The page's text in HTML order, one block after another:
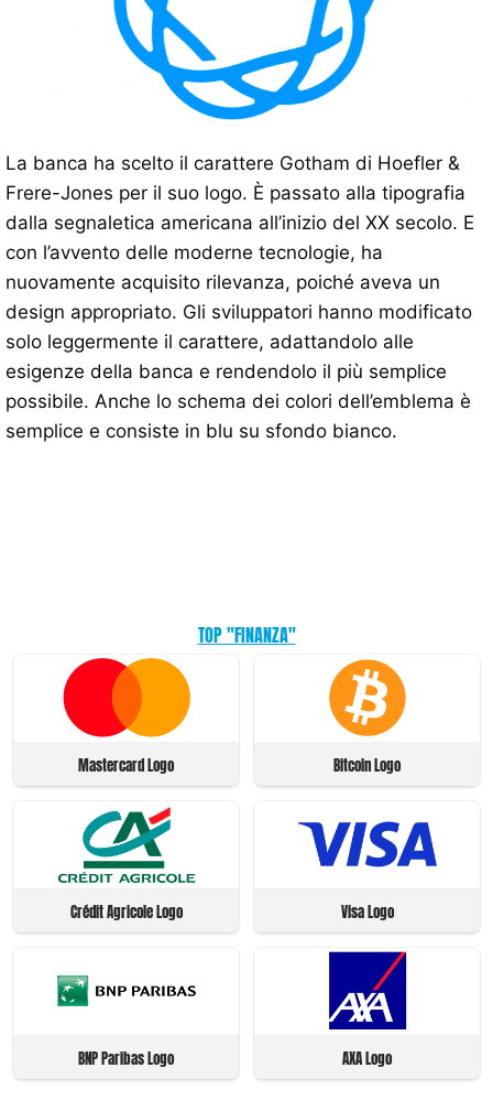
La banca ha scelto il carattere Gotham di Hoefler &
Frere-Jones per il suo logo. È passato alla tipografia
dalla segnaletica americana all’inizio del XX secolo. E
con l’avvento delle moderne tecnologie, ha
nuovamente acquisito rilevanza, poiché aveva un
design appropriato. Gli sviluppatori hanno modificato
solo leggermente il carattere, adattandolo alle
esigenze della banca e rendendolo il più semplice
possibile. Anche lo schema dei colori dell’emblema è
semplice e consiste in blu su sfondo bianco.
TOP "FINANZA"
Mastercard Logo Bitcoin Logo
Crédit Agricole Logo Visa Logo
BNP Paribas Logo AXA Logo